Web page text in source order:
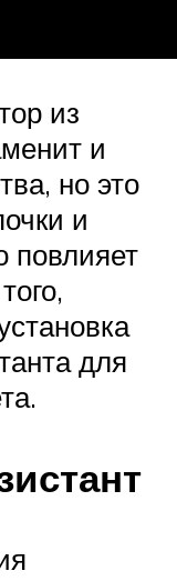
из
и
но это
и
повлияет
для